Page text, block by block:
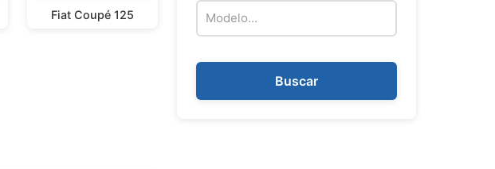
Fiat Coupé 125
Buscar